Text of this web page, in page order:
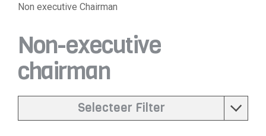
Non executive Chairman
Non-executive
chairman
Selecteer Filter